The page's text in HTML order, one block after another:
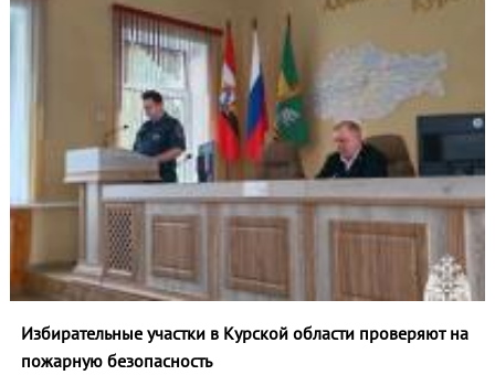
Избирательные участки в Курской области проверяют на
пожарную безопасность